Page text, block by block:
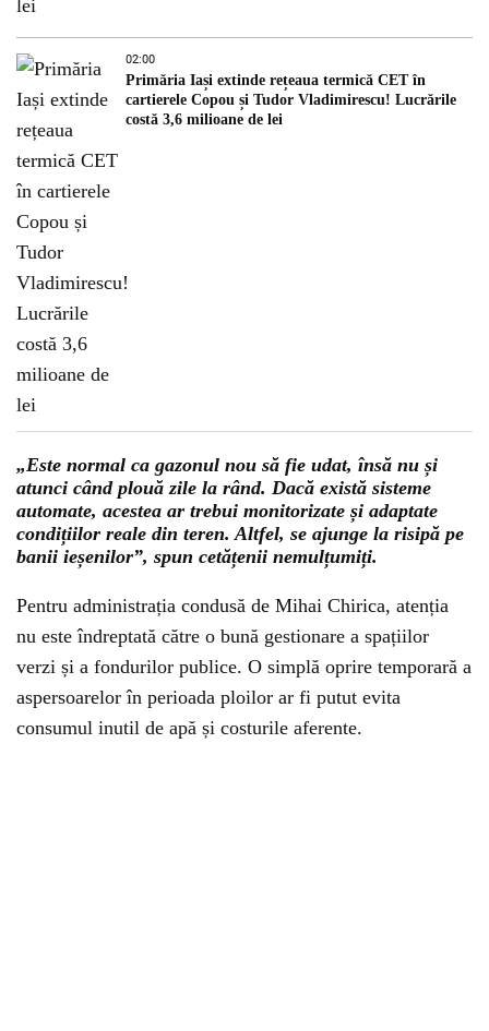
02:00
Primăria Iași extinde rețeaua termică CET în
cartierele Copou și Tudor Vladimirescu! Lucrările
costă 3,6 milioane de lei
„Este normal ca gazonul nou să fie udat, însă nu și
atunci când plouă zile la rând. Dacă există sisteme
automate, acestea ar trebui monitorizate și adaptate
condițiilor reale din teren. Altfel, se ajunge la risipă pe
banii ieșenilor”, spun cetățenii nemulțumiți.
Pentru administrația condusă de Mihai Chirica, atenția
nu este îndreptată către o bună gestionare a spațiilor
verzi și a fondurilor publice. O simplă oprire temporară a
aspersoarelor în perioada ploilor ar fi putut evita
consumul inutil de apă și costurile aferente.